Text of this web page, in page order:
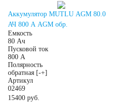
Аккумулятор MUTLU AGM 80.0
АЧ 800 A AGM обр.
Емкость
80 Ач
Пусковой ток
800 А
Полярность
обратная [-+]
Артикул
02469
15400 руб.